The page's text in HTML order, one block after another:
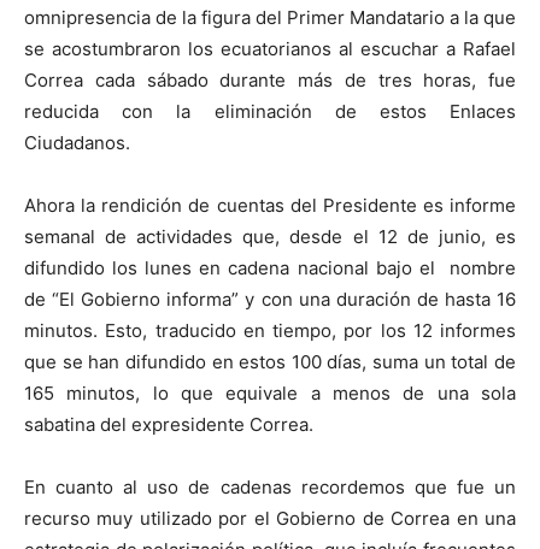
omnipresencia de la figura del Primer Mandatario a la que
se acostumbraron los ecuatorianos al escuchar a Rafael
Correa cada sábado durante más de tres horas, fue
reducida con la eliminación de estos Enlaces
Ciudadanos.
Ahora la rendición de cuentas del Presidente es informe
semanal de actividades que, desde el 12 de junio, es
difundido los lunes en cadena nacional bajo el nombre
de “El Gobierno informa” y con una duración de hasta 16
minutos. Esto, traducido en tiempo, por los 12 informes
que se han difundido en estos 100 días, suma un total de
165 minutos, lo que equivale a menos de una sola
sabatina del expresidente Correa.
En cuanto al uso de cadenas recordemos que fue un
recurso muy utilizado por el Gobierno de Correa en una